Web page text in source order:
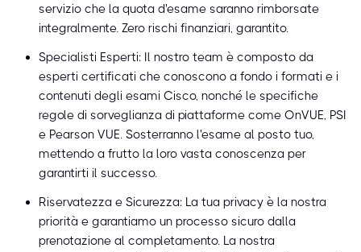
servizio che la quota d'esame saranno rimborsate
integralmente. Zero rischi finanziari, garantito.
Specialisti Esperti: Il nostro team è composto da
esperti certificati che conoscono a fondo i formati e i
contenuti degli esami Cisco, nonché le specifiche
regole di sorveglianza di piattaforme come OnVUE, PSI
e Pearson VUE. Sosterranno l'esame al posto tuo,
mettendo a frutto la loro vasta conoscenza per
garantirti il successo.
Riservatezza e Sicurezza: La tua privacy è la nostra
priorità e garantiamo un processo sicuro dalla
prenotazione al completamento. La nostra